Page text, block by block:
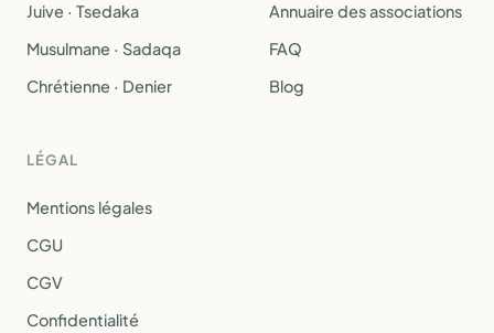
Juive · Tsedaka
Musulmane · Sadaqa
Chrétienne · Denier
Annuaire des associations
FAQ
Blog
LÉGAL
Mentions légales
CGU
CGV
Confidentialité